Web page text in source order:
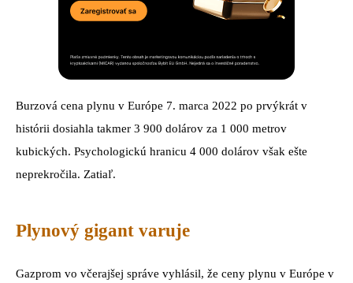
Burzová cena plynu v Európe 7. marca 2022 po prvýkrát v
histórii dosiahla takmer 3 900 dolárov za 1 000 metrov
kubických. Psychologickú hranicu 4 000 dolárov však ešte
neprekročila. Zatiaľ.
Plynový gigant varuje
Gazprom vo včerajšej správe vyhlásil, že ceny plynu v Európe v